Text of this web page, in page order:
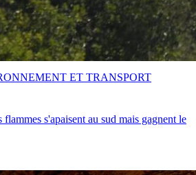
s'apaisent au sud mais gagnent le
ET TRANSPORT